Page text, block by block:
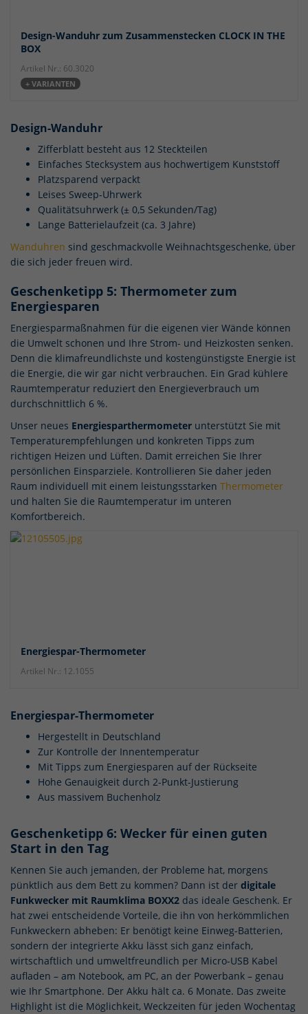
Design-Wanduhr zum Zusammenstecken CLOCK IN THE
BOX
Artikel Nr.: 60.3020
+ VARIANTEN
Design-Wanduhr
Zifferblatt besteht aus 12 Steckteilen
Einfaches Stecksystem aus hochwertigem Kunststoff
Platzsparend verpackt
Leises Sweep-Uhrwerk
Qualitätsuhrwerk (± 0,5 Sekunden/Tag)
Lange Batterielaufzeit (ca. 3 Jahre)
Wanduhren sind geschmackvolle Weihnachtsgeschenke, über
die sich jeder freuen wird.
Geschenketipp 5: Thermometer zum
Energiesparen
Energiesparmaßnahmen für die eigenen vier Wände können
die Umwelt schonen und Ihre Strom- und Heizkosten senken.
Denn die klimafreundlichste und kostengünstigste Energie ist
die Energie, die wir gar nicht verbrauchen. Ein Grad kühlere
Raumtemperatur reduziert den Energieverbrauch um
durchschnittlich 6 %.
Unser neues Energiesparthermometer unterstützt Sie mit
Temperaturempfehlungen und konkreten Tipps zum
richtigen Heizen und Lüften. Damit erreichen Sie Ihrer
persönlichen Einsparziele. Kontrollieren Sie daher jeden
Raum individuell mit einem leistungsstarken Thermometer
und halten Sie die Raumtemperatur im unteren
Komfortbereich.
Energiespar-Thermometer
Artikel Nr.: 12.1055
Energiespar-Thermometer
Hergestellt in Deutschland
Zur Kontrolle der Innentemperatur
Mit Tipps zum Energiesparen auf der Rückseite
Hohe Genauigkeit durch 2-Punkt-Justierung
Aus massivem Buchenholz
Geschenketipp 6: Wecker für einen guten
Start in den Tag
Kennen Sie auch jemanden, der Probleme hat, morgens
pünktlich aus dem Bett zu kommen? Dann ist der digitale
Funkwecker mit Raumklima BOXX2 das ideale Geschenk. Er
hat zwei entscheidende Vorteile, die ihn von herkömmlichen
Funkweckern abheben: Er benötigt keine Einweg-Batterien,
sondern der integrierte Akku lässt sich ganz einfach,
wirtschaftlich und umweltfreundlich per Micro-USB Kabel
aufladen – am Notebook, am PC, an der Powerbank – genau
wie Ihr Smartphone. Der Akku hält ca. 6 Monate. Das zweite
Highlight ist die Möglichkeit, Weckzeiten für jeden Wochentag